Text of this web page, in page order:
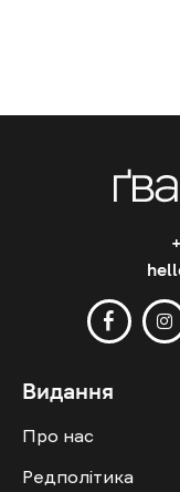
Видання
Про нас
Редполітика